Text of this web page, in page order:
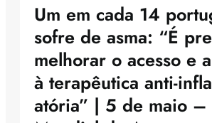
Um em cada 14
sofre de asma: “É
melhorar o acesso e
à terapêutica anti-
atória” | 5 de maio –